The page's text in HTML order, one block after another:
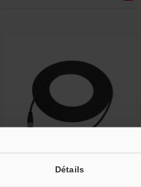
Détails